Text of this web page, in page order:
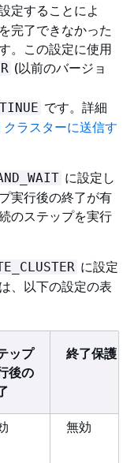
定することによ
完了できなかった
。この設定に使用
(以前のバージョ
です。詳細
クラスターに送信す
に設定し
実行後の終了が有
のステップを実行
に設定
、以下の設定の表
ップ
後の
終了保護
無効